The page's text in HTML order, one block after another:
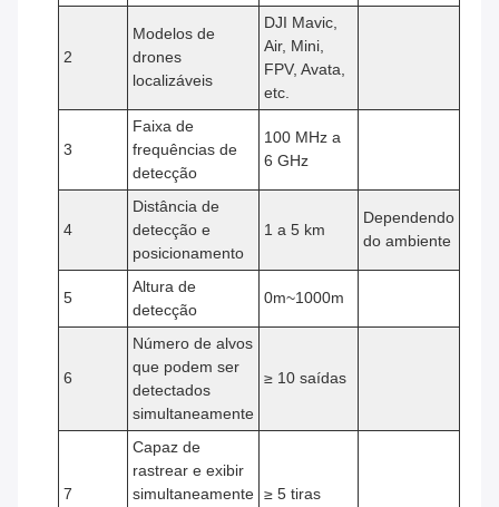
2
Modelos de
drones
localizáveis
DJI Mavic,
Air, Mini,
FPV, Avata,
etc.
3
Faixa de
frequências de
detecção
100 MHz a
6 GHz
4
Distância de
detecção e
posicionamento
1 a 5 km
Dependendo
do ambiente
5
Altura de
detecção
0m~1000m
6
Número de alvos
que podem ser
detectados
simultaneamente
≥ 10 saídas
7
Capaz de
rastrear e exibir
simultaneamente ≥ 5 tiras